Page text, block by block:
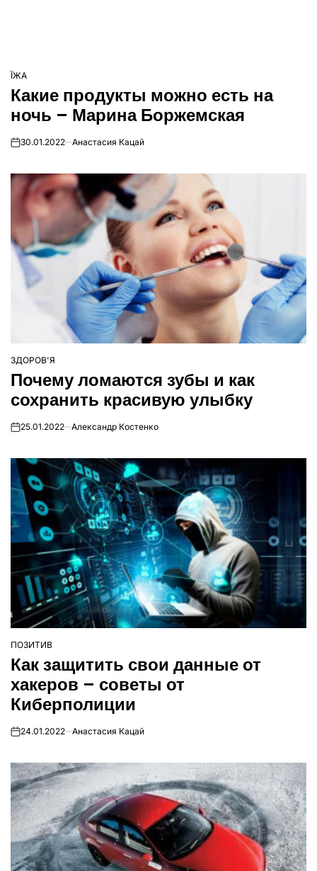
ОПУБЛІКУВАТИ
У
ЇЖА
Какие продукты можно есть на
ночь – Марина Боржемская
on30.01.2022 Анастасия Кацай
ОПУБЛІКУВАТИ
У
ЗДОРОВ'Я
Почему ломаются зубы и как
сохранить красивую улыбку
on25.01.2022 Александр Костенко
ОПУБЛІКУВАТИ
У
ПОЗИТИВ
Как защитить свои данные от
хакеров – советы от
Киберполиции
on24.01.2022 Анастасия Кацай